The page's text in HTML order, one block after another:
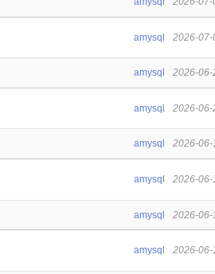
2026-07-
amysql
2026-06-
amysql
2026-06-
amysql
2026-06-
amysql
2026-06-
amysql
2026-06-
amysql
2026-06-
amysql